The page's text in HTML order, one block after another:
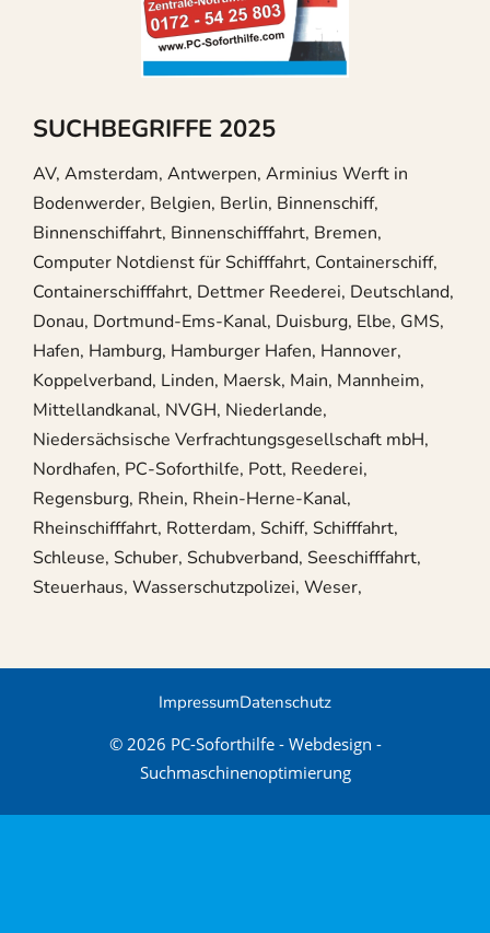
SUCHBEGRIFFE 2025
AV, Amsterdam, Antwerpen, Arminius Werft in
Bodenwerder, Belgien, Berlin, Binnenschiff,
Binnenschiffahrt, Binnenschifffahrt, Bremen,
Computer Notdienst für Schifffahrt, Containerschiff,
Containerschifffahrt, Dettmer Reederei, Deutschland,
Donau, Dortmund-Ems-Kanal, Duisburg, Elbe, GMS,
Hafen, Hamburg, Hamburger Hafen, Hannover,
Koppelverband, Linden, Maersk, Main, Mannheim,
Mittellandkanal, NVGH, Niederlande,
Niedersächsische Verfrachtungsgesellschaft mbH,
Nordhafen, PC-Soforthilfe, Pott, Reederei,
Regensburg, Rhein, Rhein-Herne-Kanal,
Rheinschifffahrt, Rotterdam, Schiff, Schifffahrt,
Schleuse, Schuber, Schubverband, Seeschifffahrt,
Steuerhaus, Wasserschutzpolizei, Weser,
ImpressumDatenschutz
© 2026 PC-Soforthilfe - Webdesign -
Suchmaschinenoptimierung